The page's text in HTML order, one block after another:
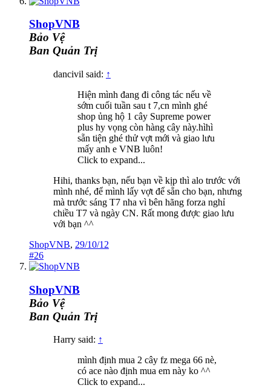
ShopVNB
Bảo Vệ
Ban Quản Trị
dancivil said: ↑
Hiện mình đang đi công tác nếu về
sớm cuối tuần sau t 7,cn mình ghé
shop ủng hộ 1 cây Supreme power
plus hy vọng còn hàng cây này.hìhì
sẵn tiện ghé thử vợt mới và giao lưu
mấy anh e VNB luôn!
Click to expand...
Hihi, thanks bạn, nếu bạn về kịp thì alo trước với
mình nhé, để mình lấy vợt để sẵn cho bạn, nhưng
mà trước sáng T7 nha vì bên hãng forza nghỉ
chiều T7 và ngày CN. Rất mong được giao lưu
với bạn ^^
ShopVNB, 29/10/12
#26
ShopVNB
Bảo Vệ
Ban Quản Trị
Harry said: ↑
mình định mua 2 cây fz mega 66 nè,
có ace nào định mua em này ko ^^
Click to expand...